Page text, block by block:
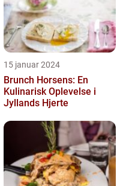
15 januar 2024
Brunch Horsens: En
Kulinarisk Oplevelse i
Jyllands Hjerte